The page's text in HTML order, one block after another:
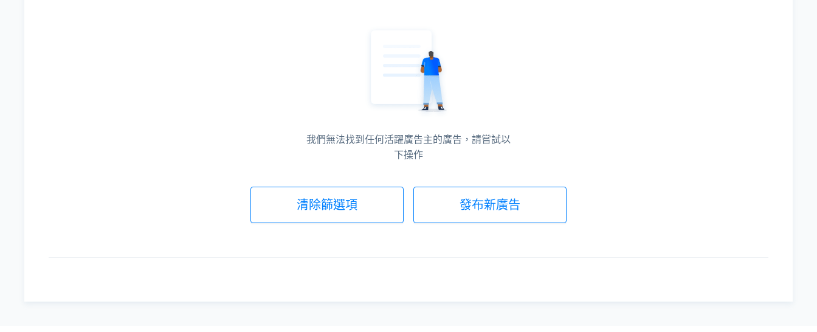
我們無法找到任何活躍廣告主的廣告，請嘗試以
下操作
清除篩選項 發布新廣告